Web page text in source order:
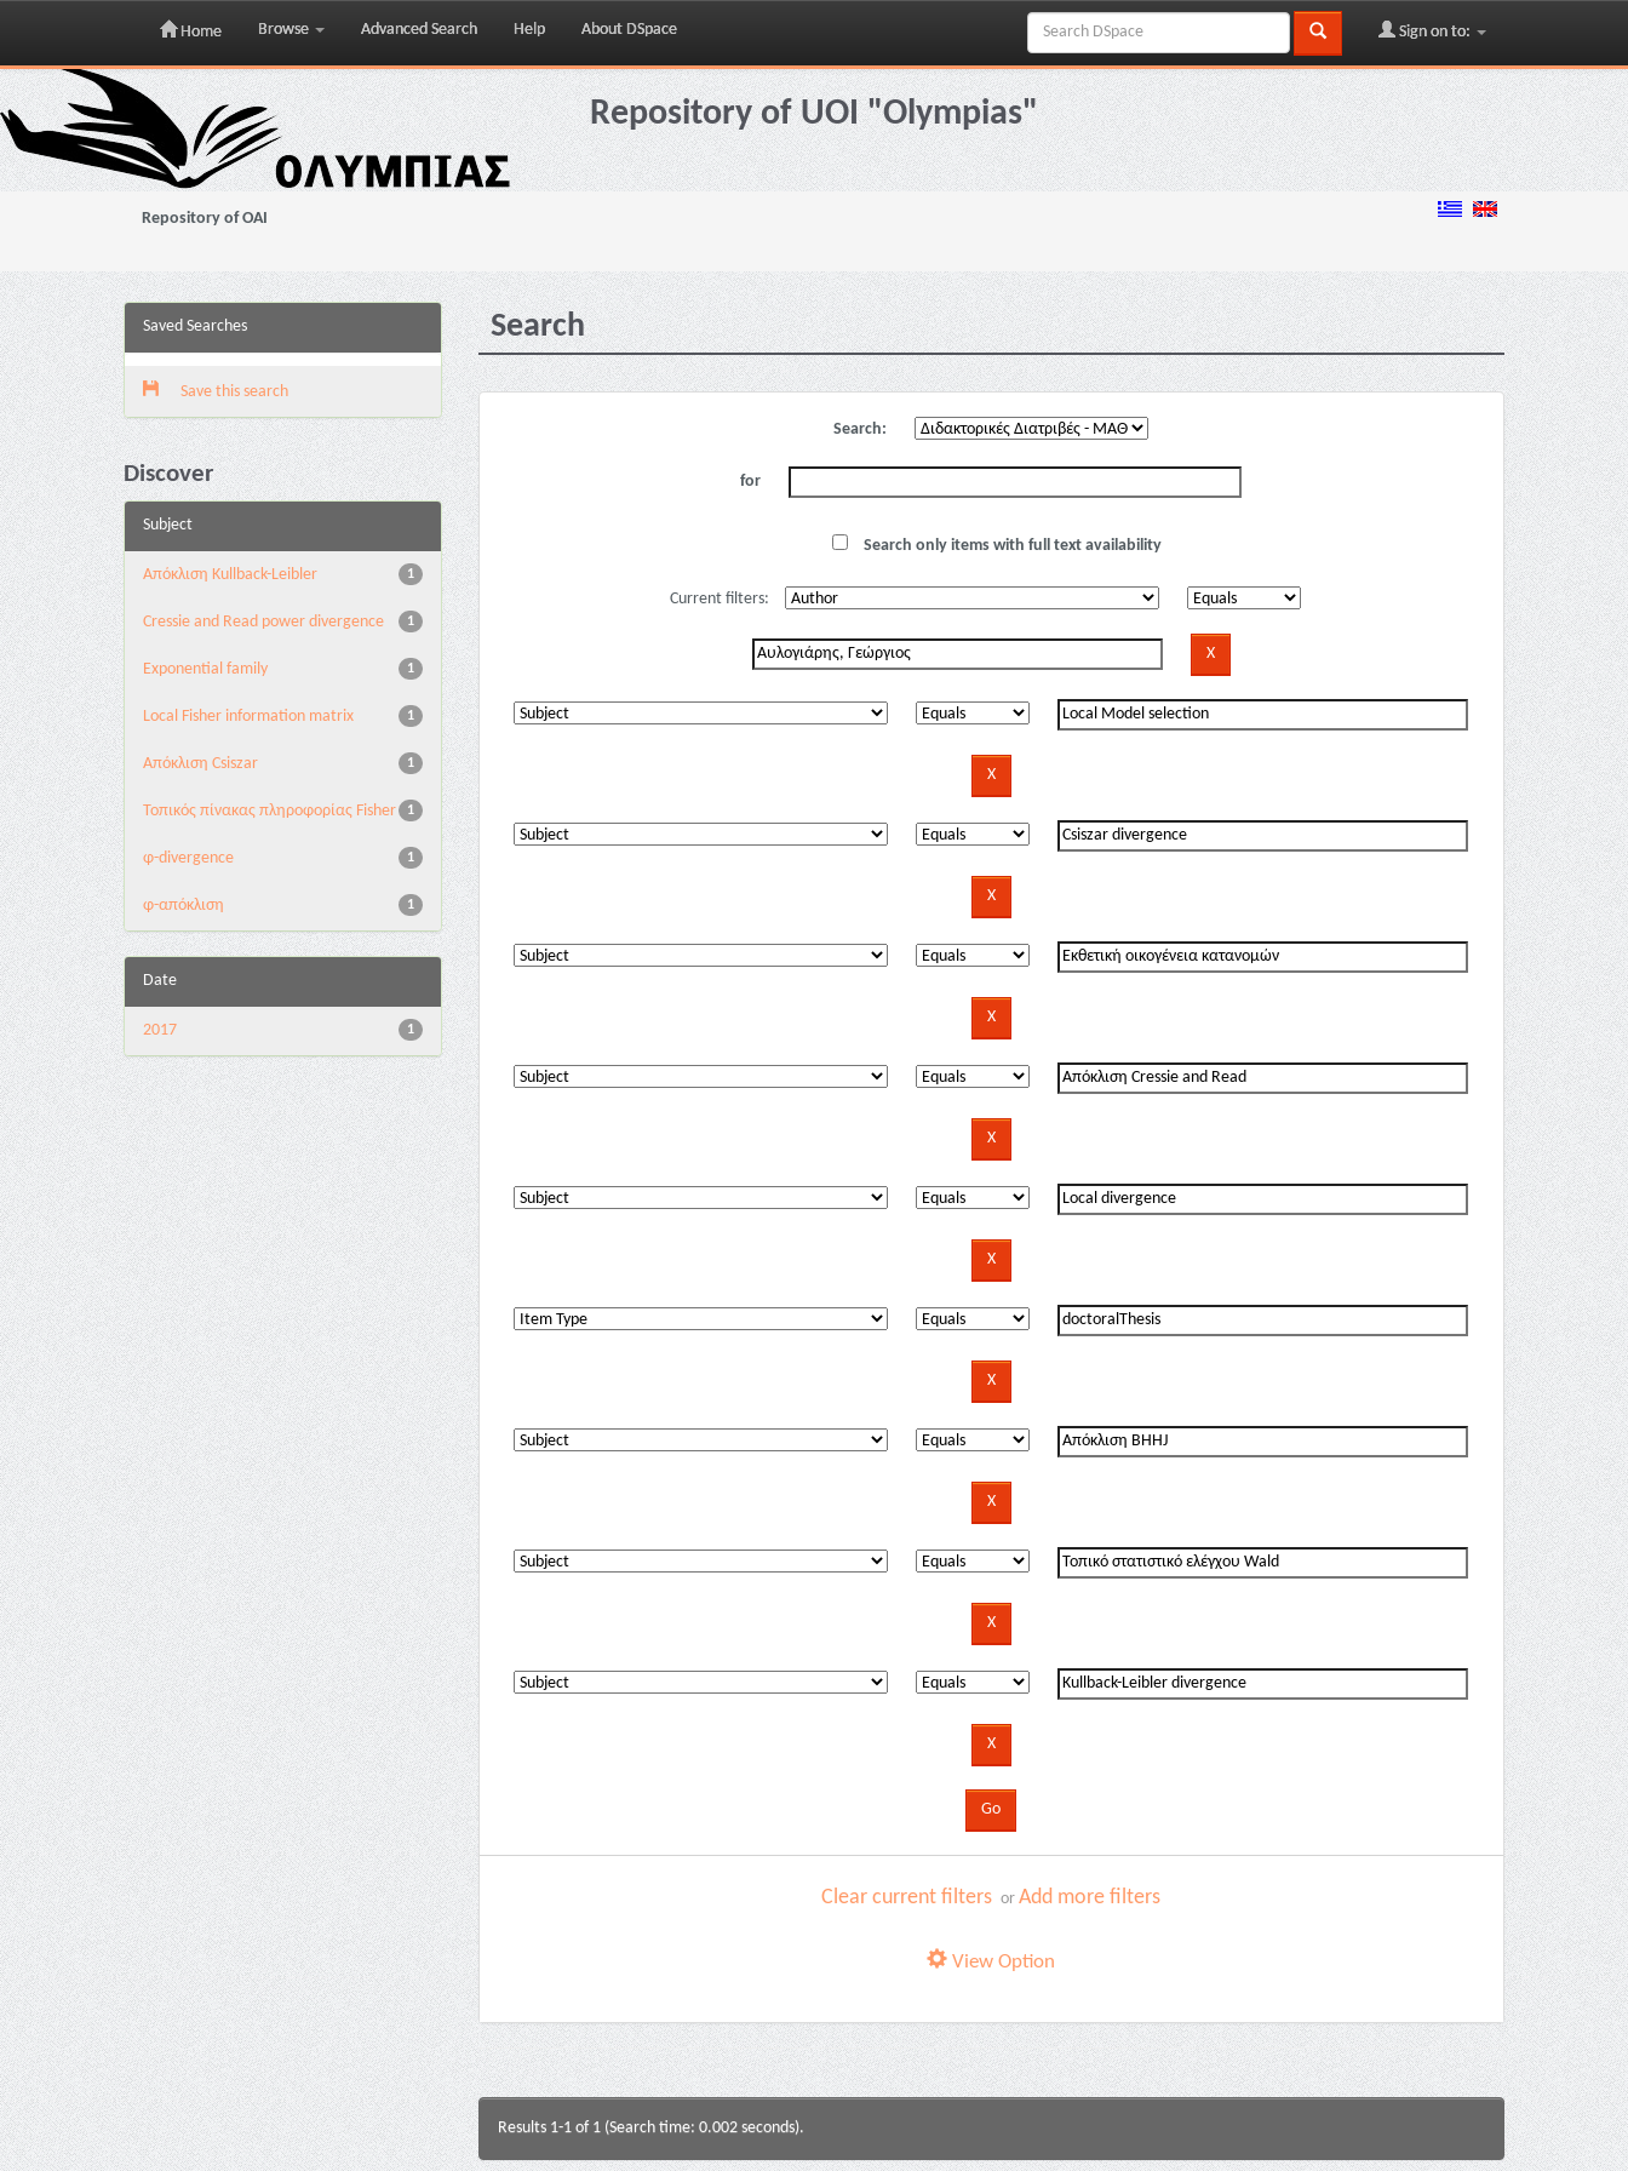
Skip
navigation
Home Browse Advanced Search Help About DSpace Sign on to:
Repository of UOI "Olympias"
Repository of OAI
Saved Searches
Save this search
Discover
Subject
1
Aπόκλιση Kullback-Leibler
1
Cressie and Read power divergence
1
Exponential family
1
Local Fisher information matrix
1
Απόκλιση Csiszar
1
Τοπικός πίνακας πληροφορίας Fisher
1
φ-divergence
1
φ-απόκλιση
Date
1
2017
Search
Search:
for
Search only items with full text availability
Current filters:
Clear current filters orAdd more filters
View Option
Results 1-1 of 1 (Search time: 0.002 seconds).